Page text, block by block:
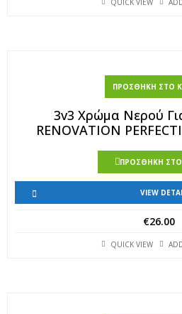
QUICK VIEW
ΠΡΟΣΘΉΚΗ ΣΤΟ
3v3 Χρώμα Νερού
RENOVATION
ΠΡΟΣΘΉΚΗ ΣΤΟ
VIEW
€26.00
QUICK VIEW